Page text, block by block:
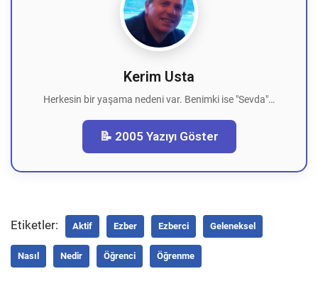
Kerim Usta
Herkesin bir yaşama nedeni var. Benimki ise "Sevda"…
📝 2005 Yazıyı Göster
Etiketler: Aktif Ezber Ezberci Geleneksel
Nasıl Nedir Öğrenci Öğrenme